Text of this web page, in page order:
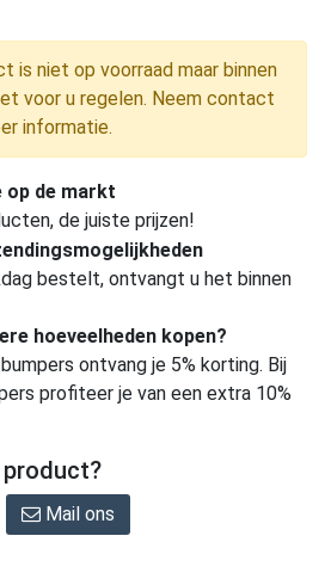
is niet op voorraad maar binnen
voor u regelen. Neem contact
informatie.
op de markt
de juiste prijzen!
bestelt, ontvangt u het binnen
hoeveelheden kopen?
ontvang je 5% korting. Bij
profiteer je van een extra 10%
Mail ons